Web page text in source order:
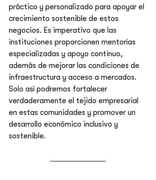
práctico y personalizado para apoyar el
crecimiento sostenible de estos
negocios. Es imperativo que las
instituciones proporcionen mentorías
especializadas y apoyo continuo,
además de mejorar las condiciones de
infraestructura y acceso a mercados.
Solo así podremos fortalecer
verdaderamente el tejido empresarial
en estas comunidades y promover un
desarrollo económico inclusivo y
sostenible.